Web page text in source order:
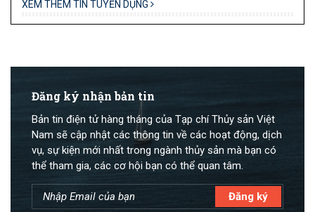
XEM THÊM TIN TUYỂN DỤNG
Đăng ký nhận bản tin
Bản tin điện tử hàng tháng của Tạp chí Thủy sản Việt
Nam sẽ cập nhật các thông tin về các hoạt động, dịch
vụ, sự kiện mới nhất trong ngành thủy sản mà bạn có
thể tham gia, các cơ hội bạn có thể quan tâm.